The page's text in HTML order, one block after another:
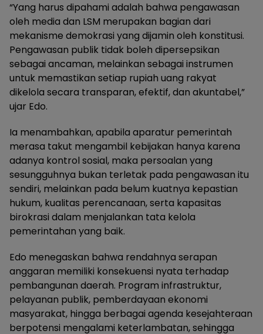
“Yang harus dipahami adalah bahwa pengawasan
oleh media dan LSM merupakan bagian dari
mekanisme demokrasi yang dijamin oleh konstitusi.
Pengawasan publik tidak boleh dipersepsikan
sebagai ancaman, melainkan sebagai instrumen
untuk memastikan setiap rupiah uang rakyat
dikelola secara transparan, efektif, dan akuntabel,”
ujar Edo.
Ia menambahkan, apabila aparatur pemerintah
merasa takut mengambil kebijakan hanya karena
adanya kontrol sosial, maka persoalan yang
sesungguhnya bukan terletak pada pengawasan itu
sendiri, melainkan pada belum kuatnya kepastian
hukum, kualitas perencanaan, serta kapasitas
birokrasi dalam menjalankan tata kelola
pemerintahan yang baik.
Edo menegaskan bahwa rendahnya serapan
anggaran memiliki konsekuensi nyata terhadap
pembangunan daerah. Program infrastruktur,
pelayanan publik, pemberdayaan ekonomi
masyarakat, hingga berbagai agenda kesejahteraan
berpotensi mengalami keterlambatan, sehingga